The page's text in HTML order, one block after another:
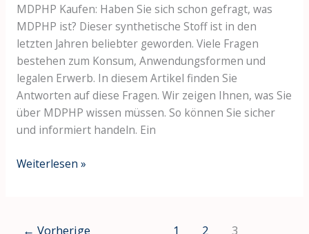
MDPHP Kaufen: Haben Sie sich schon gefragt, was
MDPHP ist? Dieser synthetische Stoff ist in den
letzten Jahren beliebter geworden. Viele Fragen
bestehen zum Konsum, Anwendungsformen und
legalen Erwerb. In diesem Artikel finden Sie
Antworten auf diese Fragen. Wir zeigen Ihnen, was Sie
über MDPHP wissen müssen. So können Sie sicher
und informiert handeln. Ein
Weiterlesen »
← Vorherige 1 2 3